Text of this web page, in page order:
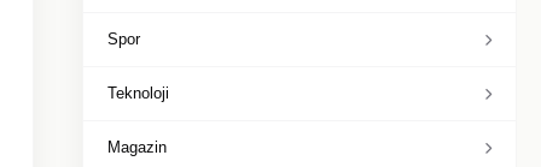
Spor
Teknoloji
Magazin